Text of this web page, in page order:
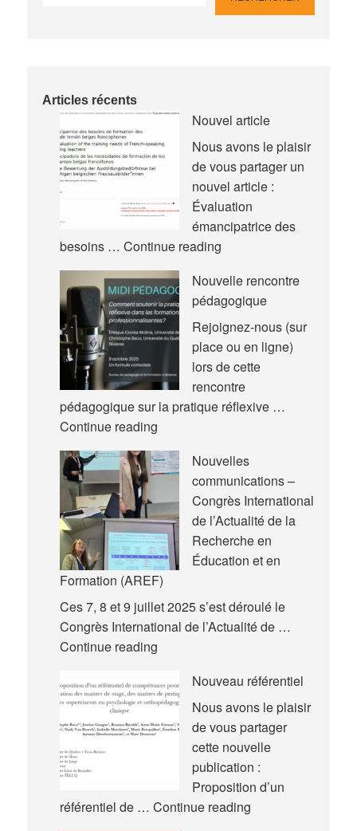
Articles récents
Nouvel article
Nous avons le plaisir
de vous partager un
nouvel article :
Évaluation
émancipatrice des
besoins … Continue readingNouvel
Nouvelle rencontre
pédagogique
Rejoignez-nous (sur
place ou en ligne)
lors de cette
rencontre
pédagogique sur la pratique réflexive …
Continue readingNouvelle
pédagogique
Nouvelles
communications –
Congrès International
de l’Actualité de la
Recherche en
Éducation et en
Formation (AREF)
Ces 7, 8 et 9 juillet 2025 s’est déroulé le
Congrès International de l’Actualité de …
Continue readingNouvelles
–
Congrès
International
l’Actualité
la
Nouveau référentiel
Nous avons le plaisir
de vous partager
cette nouvelle
publication :
Proposition d’un
référentiel de … Continue readingNouveau